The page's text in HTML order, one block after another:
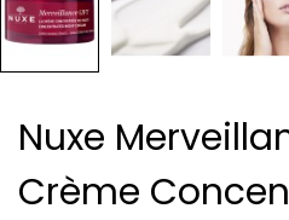
Nuxe
Crème